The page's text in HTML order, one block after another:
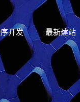
开发 最新建站
序开发 最新建站